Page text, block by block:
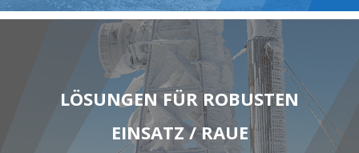
LÖSUNGEN FÜR ROBUSTEN
EINSATZ / RAUE